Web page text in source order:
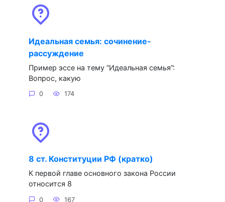
Идеальная семья: сочинение-
рассуждение
Пример эссе на тему “Идеальная семья”:
Вопрос, какую
0 174
8 ст. Конституции РФ (кратко)
К первой главе основного закона России
относится 8
0 167